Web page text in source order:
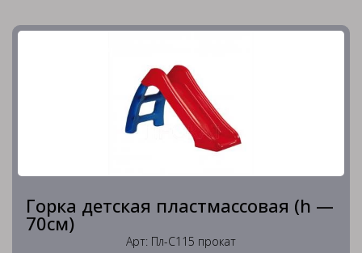
Горка детская пластмассовая (h —
70см)
Арт: Пл-С115 прокат